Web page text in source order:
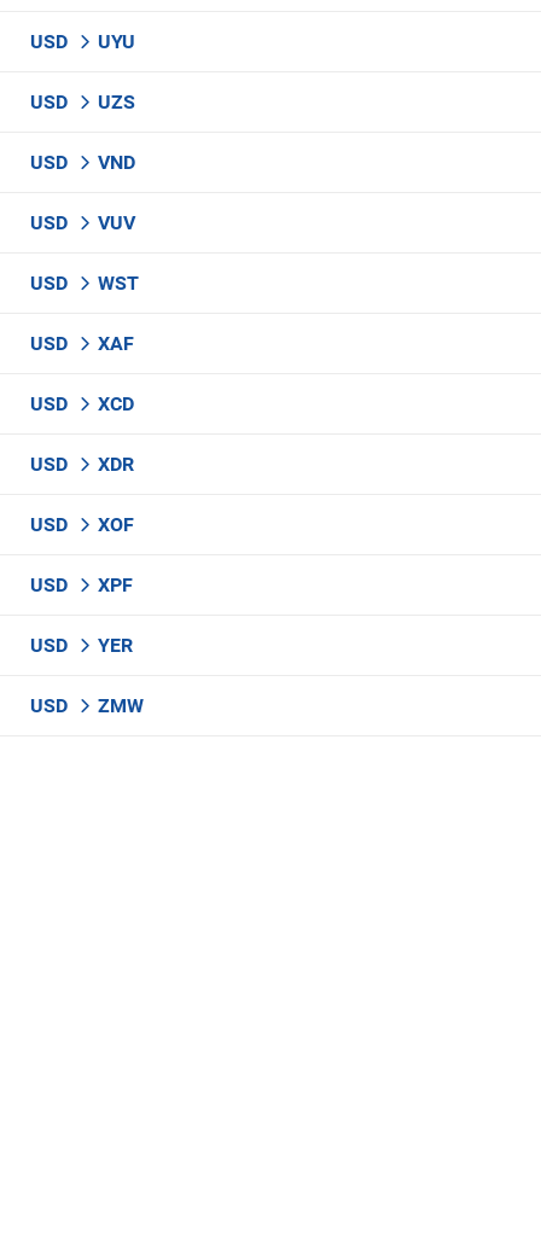
USD UYU
USD UZS
USD VND
USD VUV
USD WST
USD XAF
USD XCD
USD XDR
USD XOF
USD XPF
USD YER
USD ZMW